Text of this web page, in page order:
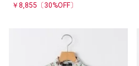
￥8,855 〔30%OFF〕